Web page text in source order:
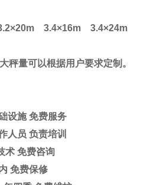
×20m 3.4×16m 3.4×24m
秤量可以根据用户要求定制。
设施 免费服务
人员 负责培训
术 免费咨询
免费保修